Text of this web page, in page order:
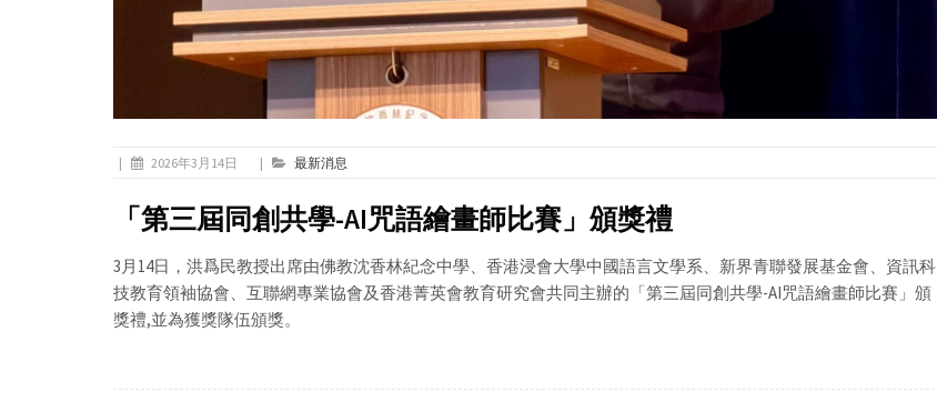
| 2026年3月14日 | 最新消息
「第三屆同創共學-AI咒語繪畫師比賽」頒獎禮
3月14日，洪爲民教授出席由佛教沈香林紀念中學、香港浸會大學中國語言文學系、新界青聯發展基金會、資訊科
技教育領袖協會、互聯網專業協會及香港菁英會教育研究會共同主辦的「第三屆同創共學-AI咒語繪畫師比賽」頒
獎禮,並為獲獎隊伍頒獎。